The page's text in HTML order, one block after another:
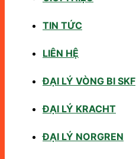
TIN TỨC
LIÊN HỆ
ĐẠI LÝ VÒNG BI SKF
ĐẠI LÝ KRACHT
ĐẠI LÝ NORGREN